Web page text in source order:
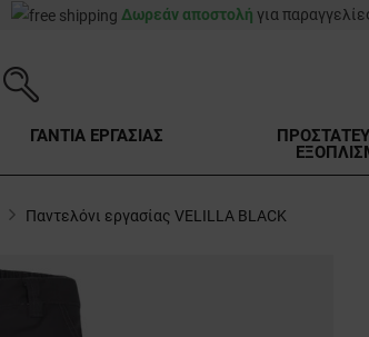
Δωρεάν αποστολή για
ΓΑΝΤΙΑ ΕΡΓΑΣΙΑΣ
Παντελόνι εργασίας VELILLA BLACK